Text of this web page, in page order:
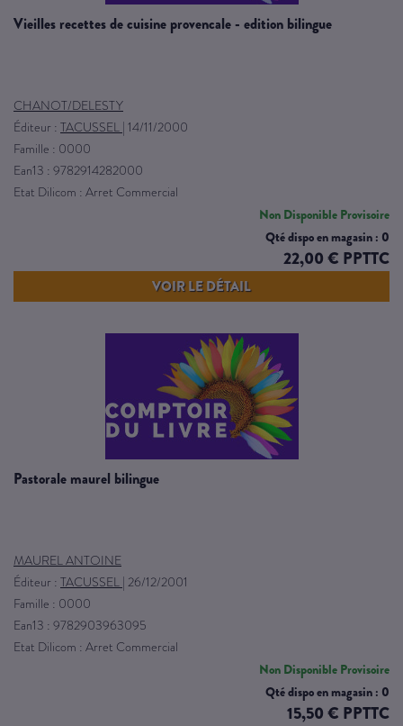
vieilles recettes de cuisine provencale - edition bilingue
CHANOT/DELESTY
Éditeur : TACUSSEL | 14/11/2000
Famille : 0000
Ean13 : 9782914282000
Etat Dilicom : Arret Commercial
Non Disponible Provisoire
Qté dispo en magasin : 0
22,00 € PPTTC
VOIR LE DÉTAIL
pastorale maurel bilingue
MAUREL ANTOINE
Éditeur : TACUSSEL | 26/12/2001
Famille : 0000
Ean13 : 9782903963095
Etat Dilicom : Arret Commercial
Non Disponible Provisoire
Qté dispo en magasin : 0
15,50 € PPTTC